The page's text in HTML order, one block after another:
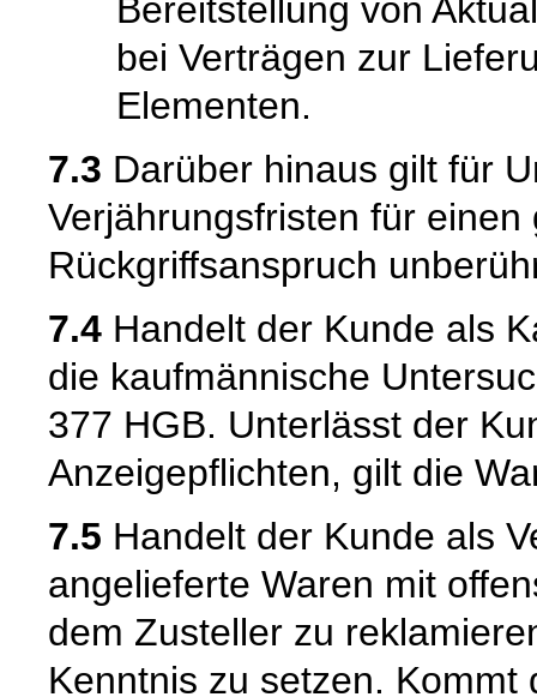
Bereitstellung von
bei Verträgen zur
Elementen.
7.3 Darüber hinaus gilt für
Verjährungsfristen für
Rückgriffsanspruch
7.4 Handelt der Kunde als
die kaufmännische
377 HGB. Unterlässt der
Anzeigepflichten, gilt die
7.5 Handelt der Kunde als
angelieferte Waren mit
dem Zusteller zu
Kenntnis zu setzen.